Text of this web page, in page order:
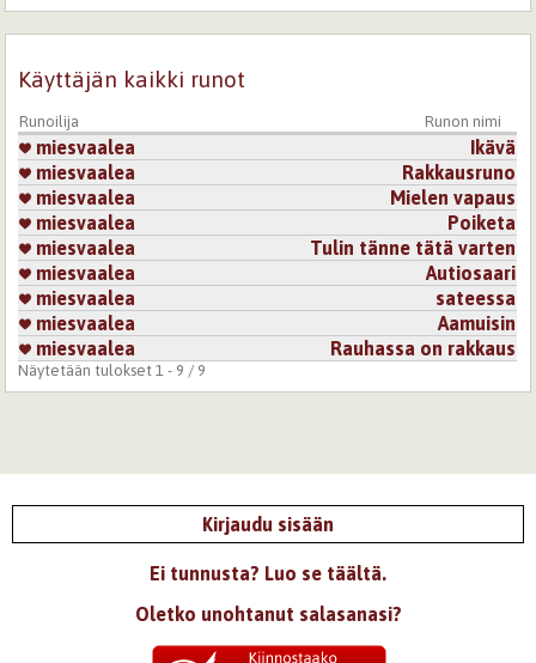
Käyttäjän kaikki runot
Runoilija Runon nimi
miesvaalea
Ikävä
miesvaalea
Rakkausruno
miesvaalea
Mielen vapaus
miesvaalea
Poiketa
miesvaalea
Tulin tänne tätä varten
miesvaalea
Autiosaari
miesvaalea
sateessa
miesvaalea
Aamuisin
miesvaalea
Rauhassa on rakkaus
Näytetään tulokset 1 - 9 / 9
Kirjaudu sisään
Ei tunnusta? Luo se täältä.
Oletko unohtanut salasanasi?